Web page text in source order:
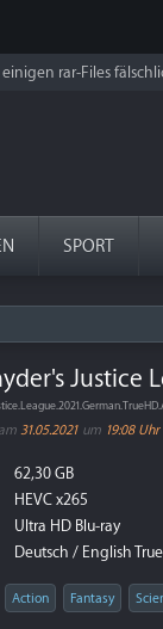
rar-Files
SPORT
Justice
31.05.2021 um 19:08 Uhr
62,30 GB
HEVC x265
Ultra HD Blu-ray
Deutsch / English
Action Fantasy